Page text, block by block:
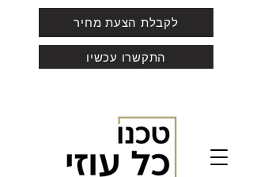
לקבלת הצעת מחיר
התקשרו עכשיו